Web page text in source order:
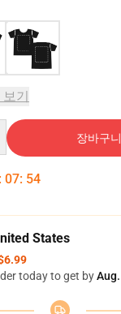
기
장바구
: 07: 53
States
today to get by